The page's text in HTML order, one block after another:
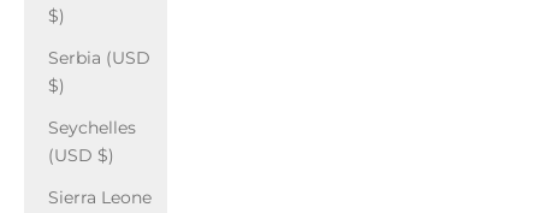
$)
Serbia (USD
$)
Seychelles
(USD $)
Sierra Leone